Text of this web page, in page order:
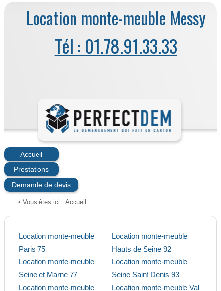
Location monte-meuble Messy
Tél : 01.78.91.33.33
Accueil
Prestations
Demande de devis
• Vous êtes ici : Accueil
Location monte-meuble
Paris 75
Location monte-meuble
Seine et Marne 77
Location monte-meuble
Location monte-meuble
Hauts de Seine 92
Location monte-meuble
Seine Saint Denis 93
Location monte-meuble Val